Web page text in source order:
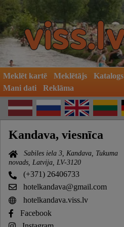
Meklēt kartē Meklētājs Katalogs
Mani dati
Reklāma
Kandava, viesnīca
Sabiles iela 3, Kandava, Tukuma
novads, Latvija, LV-3120
(+371) 26406733
hotelkandava@gmail.com
hotelkandava.viss.lv
Facebook